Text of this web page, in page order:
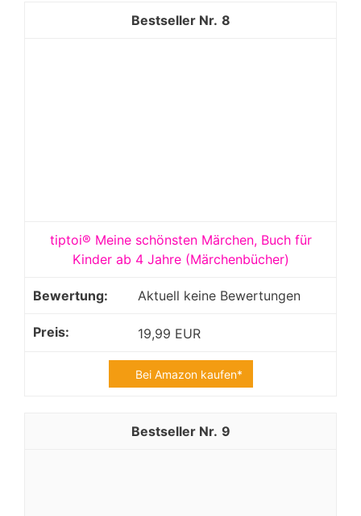
8
tiptoi® Meine schönsten Märchen, Buch für
Kinder ab 4 Jahre (Märchenbücher)
Aktuell keine Bewertungen
19,99 EUR
Bei Amazon kaufen*
9